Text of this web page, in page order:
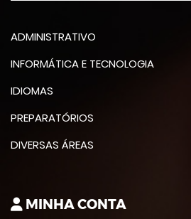
ADMINISTRATIVO
INFORMÁTICA E TECNOLOGIA
IDIOMAS
PREPARATÓRIOS
DIVERSAS ÁREAS
MINHA CONTA